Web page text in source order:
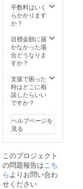
手数料はいく
らかかります
か？
目標金額に届
かなかった場
合どうなりま
すか？
支援で困った
時はどこに相
談したらいい
ですか？
ヘルプページを
見る
このプロジェクト
の問題報告はこち
ら よりお問い合わ
せください